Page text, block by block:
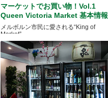
マーケットでお買い物！Vol.1
Queen Victoria Market 基本情報
メルボルン市民に愛される“King of
Market”